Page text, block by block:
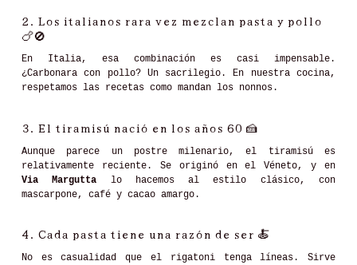
2. Los italianos rara vez mezclan pasta y pollo
🍗🚫
En Italia, esa combinación es casi impensable.
¿Carbonara con pollo? Un sacrilegio. En nuestra cocina,
respetamos las recetas como mandan los nonnos.
3. El tiramisú nació en los años 60 🍰
Aunque parece un postre milenario, el tiramisú es
relativamente reciente. Se originó en el Véneto, y en
Via Margutta lo hacemos al estilo clásico, con
mascarpone, café y cacao amargo.
4. Cada pasta tiene una razón de ser 🍝
No es casualidad que el rigatoni tenga líneas. Sirve